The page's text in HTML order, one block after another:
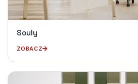
Souly
ZOBACZ